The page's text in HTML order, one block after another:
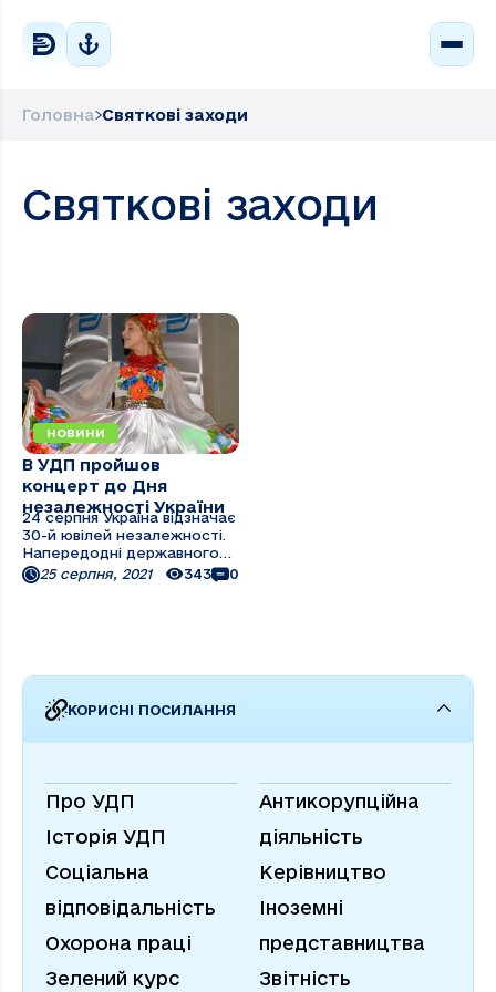
Головна Святкові заходи
Святкові заходи
НОВИНИ
В УДП пройшов
концерт до Дня
незалежності України
24 серпня Україна відзначає
30-й ювілей незалежності.
Напередодні державного
свята в ПрАТ "УДП"
пройшли урочисті збори,
представники керівництва ...
25 серпня, 2021 343 0
КОРИСНІ ПОСИЛАННЯ
Про УДП
Історія УДП
Соціальна
відповідальність
Охорона праці
Зелений курс
Антикорупційна
діяльність
Керівництво
Іноземні
представництва
Звітність